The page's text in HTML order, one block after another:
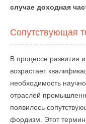
случае доходная
Сопутствующая
В процессе развития
возрастает
необходимость
отраслей
появилось
фордизм. Этот